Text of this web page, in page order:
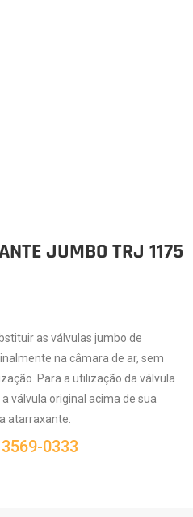
JUMBO TRJ 1175
as válvulas jumbo de
na câmara de ar, sem
Para a utilização da válvula
válvula original acima de sua
atarraxante.
0333